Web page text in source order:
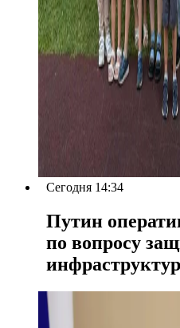
Сегодня 14:34
Путин
по вопросу